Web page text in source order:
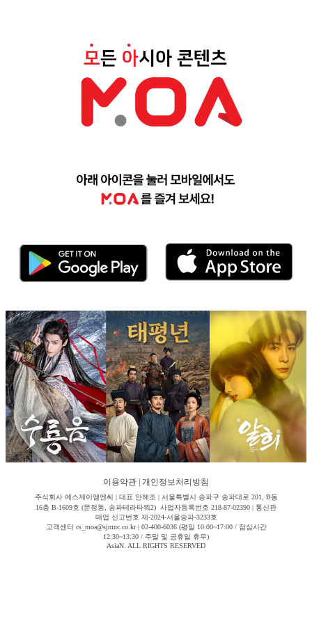
이용약관 개인정보처리방침
주식회사 에스제이엠엔씨 | 대표 안해조 | 서울특별시 송파구 송파대로 201, B동
16층 B-1609호 (문정동, 송파테라타워2) 사업자등록번호 218-87-02390 | 통신판
매업 신고번호 제-2024-서울송파-3233호
고객센터 cs_moa@sjmnc.co.kr | 02-400-6036 (평일 10:00~17:00 / 점심시간
12:30~13:30 / 주말 및 공휴일 휴무)
AsiaN. ALL RIGHTS RESERVED